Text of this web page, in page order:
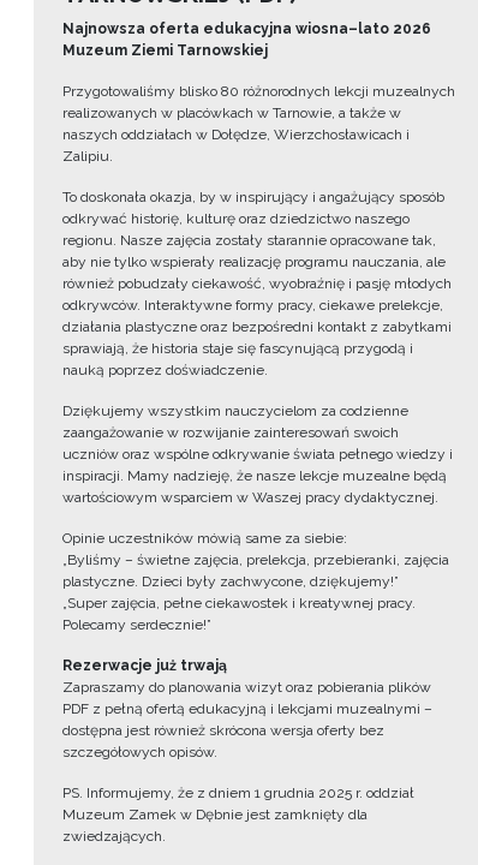
Najnowsza oferta edukacyjna wiosna–lato 2026
Muzeum Ziemi Tarnowskiej
Przygotowaliśmy blisko 80 różnorodnych lekcji muzealnych
realizowanych w placówkach w Tarnowie, a także w
naszych oddziałach w Dołędze, Wierzchosławicach i
Zalipiu.
To doskonała okazja, by w inspirujący i angażujący sposób
odkrywać historię, kulturę oraz dziedzictwo naszego
regionu. Nasze zajęcia zostały starannie opracowane tak,
aby nie tylko wspierały realizację programu nauczania, ale
również pobudzały ciekawość, wyobraźnię i pasję młodych
odkrywców. Interaktywne formy pracy, ciekawe prelekcje,
działania plastyczne oraz bezpośredni kontakt z zabytkami
sprawiają, że historia staje się fascynującą przygodą i
nauką poprzez doświadczenie.
Dziękujemy wszystkim nauczycielom za codzienne
zaangażowanie w rozwijanie zainteresowań swoich
uczniów oraz wspólne odkrywanie świata pełnego wiedzy i
inspiracji. Mamy nadzieję, że nasze lekcje muzealne będą
wartościowym wsparciem w Waszej pracy dydaktycznej.
Opinie uczestników mówią same za siebie:
„Byliśmy – świetne zajęcia, prelekcja, przebieranki, zajęcia
plastyczne. Dzieci były zachwycone, dziękujemy!”
„Super zajęcia, pełne ciekawostek i kreatywnej pracy.
Polecamy serdecznie!”
Rezerwacje już trwają
Zapraszamy do planowania wizyt oraz pobierania plików
PDF z pełną ofertą edukacyjną i lekcjami muzealnymi –
dostępna jest również skrócona wersja oferty bez
szczegółowych opisów.
PS. Informujemy, że z dniem 1 grudnia 2025 r. oddział
Muzeum Zamek w Dębnie jest zamknięty dla
zwiedzających.